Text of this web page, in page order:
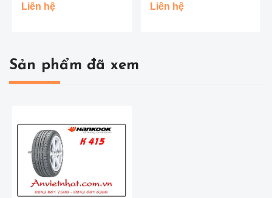
Liên hệ Liên hệ
Sản phẩm đã xem